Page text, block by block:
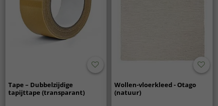
Tape – Dubbelzijdige
tapijttape (transparant)
Wollen-vloerkleed - Otago
(natuur)